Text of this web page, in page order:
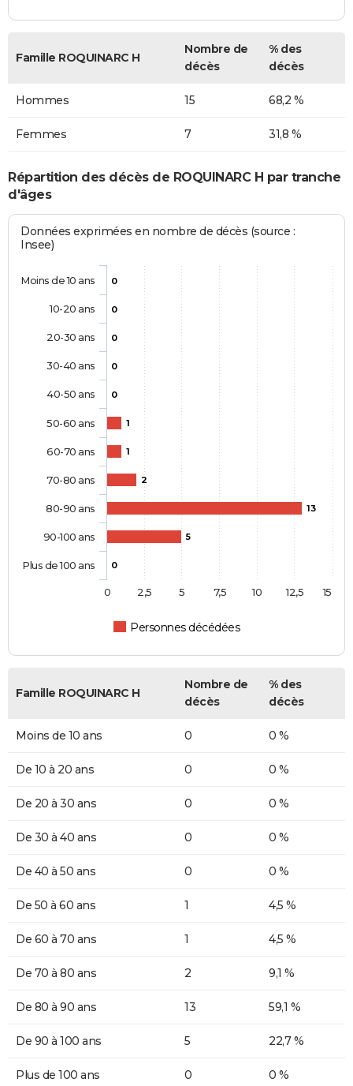
Famille ROQUINARC H
Nombre de
décès
% des
décès
Hommes 15 68,2 %
Femmes 7 31,8 %
Répartition des décès de ROQUINARC H par tranche
d'âges
Données exprimées en nombre de décès (source :
Insee)
0
0
0
0
0
1
1
2
13
5
0
Personnes décédées
Moins de 10 ans
10-20 ans
20-30 ans
30-40 ans
40-50 ans
50-60 ans
60-70 ans
70-80 ans
80-90 ans
90-100 ans
Plus de 100 ans
0 2,5 5 7,5 10 12,5 15
Famille ROQUINARC H
Nombre de
décès
% des
décès
Moins de 10 ans 0 0 %
De 10 à 20 ans 0 0 %
De 20 à 30 ans 0 0 %
De 30 à 40 ans 0 0 %
De 40 à 50 ans 0 0 %
De 50 à 60 ans 1 4,5 %
De 60 à 70 ans 1 4,5 %
De 70 à 80 ans 2 9,1 %
De 80 à 90 ans 13 59,1 %
De 90 à 100 ans 5 22,7 %
Plus de 100 ans 0 0 %